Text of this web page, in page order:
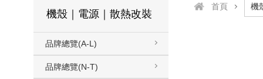
機殼｜電源｜散熱改裝
品牌總覽(A-L)
品牌總覽(N-T)
首頁